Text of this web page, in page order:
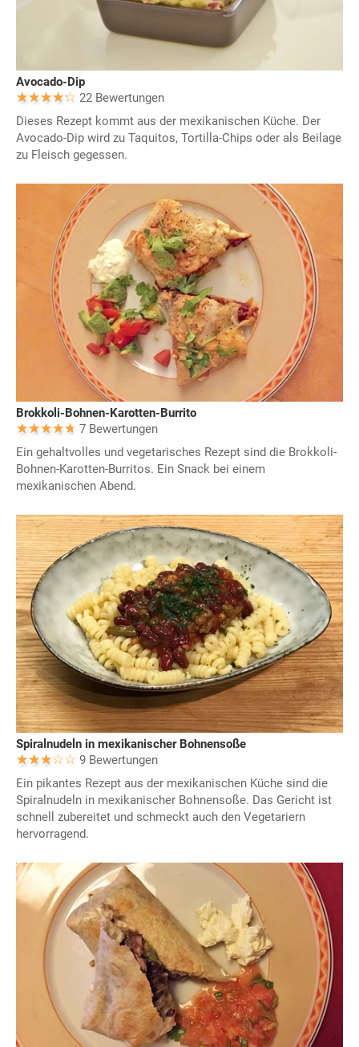
Avocado-Dip
22 Bewertungen
Dieses Rezept kommt aus der mexikanischen Küche. Der
Avocado-Dip wird zu Taquitos, Tortilla-Chips oder als Beilage
zu Fleisch gegessen.
Brokkoli-Bohnen-Karotten-Burrito
7 Bewertungen
Ein gehaltvolles und vegetarisches Rezept sind die Brokkoli-
Bohnen-Karotten-Burritos. Ein Snack bei einem
mexikanischen Abend.
Spiralnudeln in mexikanischer Bohnensoße
9 Bewertungen
Ein pikantes Rezept aus der mexikanischen Küche sind die
Spiralnudeln in mexikanischer Bohnensoße. Das Gericht ist
schnell zubereitet und schmeckt auch den Vegetariern
hervorragend.